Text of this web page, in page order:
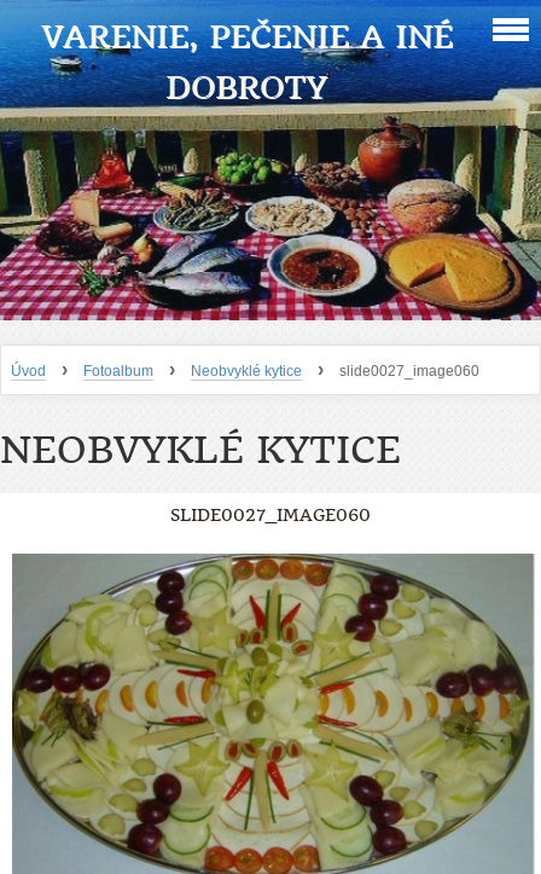
VARENIE, PEČENIE A INÉ
DOBROTY
Úvod › Fotoalbum › Neobvyklé kytice › slide0027_image060
NEOBVYKLÉ KYTICE
SLIDE0027_IMAGE060